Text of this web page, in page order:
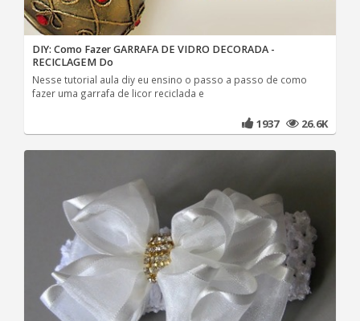
DIY: Como Fazer GARRAFA DE VIDRO DECORADA -
RECICLAGEM Do
Nesse tutorial aula diy eu ensino o passo a passo de como
fazer uma garrafa de licor reciclada e
1937 26.6K